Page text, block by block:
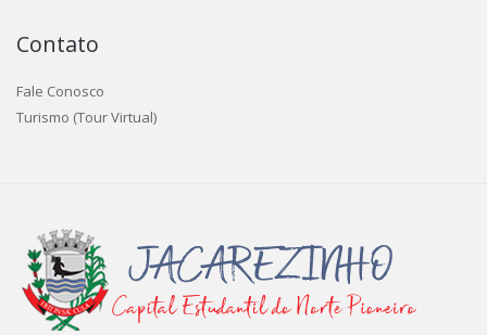
Contato
Fale Conosco
Turismo (Tour Virtual)